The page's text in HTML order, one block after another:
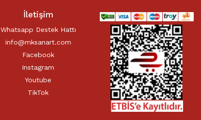
İletişim
Whatsapp Destek Hattı
info@mksanart.com
Facebook
Instagram
Youtube
TikTok